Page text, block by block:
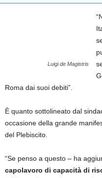
Luigi de Magistris
Roma dai suoi debiti”.
È quanto sottolineato dal
occasione della grande
del Plebiscito.
“Se penso a questo – ha
capolavoro di capacità di